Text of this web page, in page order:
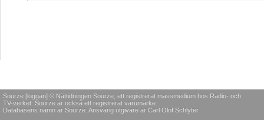
Sourze [loggan] © Nättidningen Sourze, ett registrerat massmedium hos Radio- och
TV-verket. Sourze är också ett registrerat varumärke.
Databasens namn är Sourze. Ansvarig utgivare är Carl Olof Schlyter.